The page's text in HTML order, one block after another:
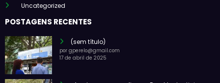
Uncategorized
POSTAGENS RECENTES
(sem título)
por gperelo@gmail.com
17 de abril de 2025